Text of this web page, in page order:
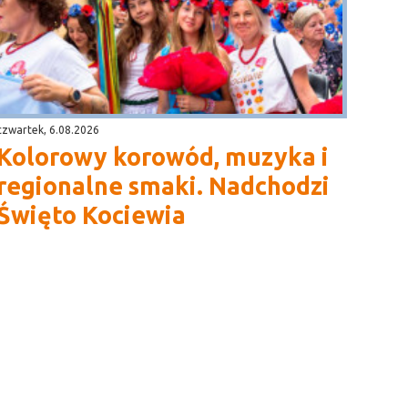
6.08.2026
korowód, muzyka i
smaki. Nadchodzi
Kociewia